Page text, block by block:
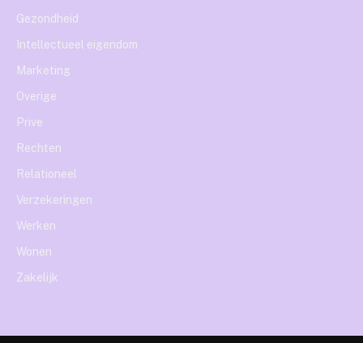
Gezondheid
Intellectueel eigendom
Marketing
Overige
Prive
Rechten
Relationeel
Verzekeringen
Werken
Wonen
Zakelijk